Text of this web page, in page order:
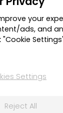
your
ads, and
Settings
Reject All